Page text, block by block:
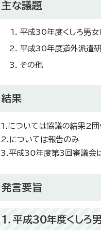
主な議題
平成30年度くしろ男
平成30年度道外派遣
その他
結果
1.については協議の結果2
2.については報告のみ
3.平成30年度第3回審議会
発言要旨
1．平成30年度くしろ